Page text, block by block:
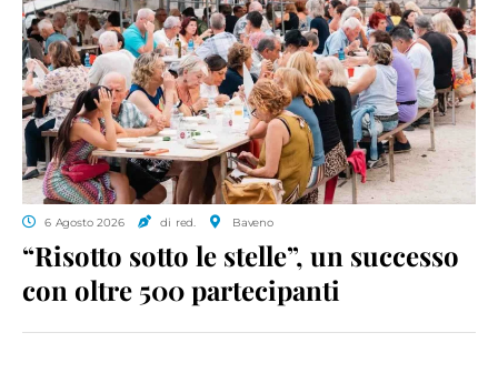
6 Agosto 2026 di red. Baveno
“Risotto sotto le stelle”, un successo
con oltre 500 partecipanti